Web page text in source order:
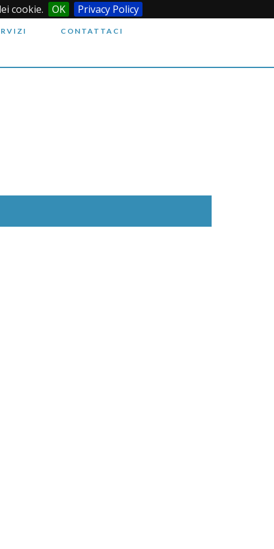
cookie. OK Privacy Policy
CONTATTACI